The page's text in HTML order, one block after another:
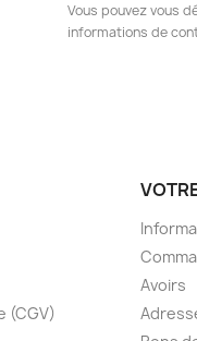
Vous pouvez vous
informations de
(CGV)
Avoirs